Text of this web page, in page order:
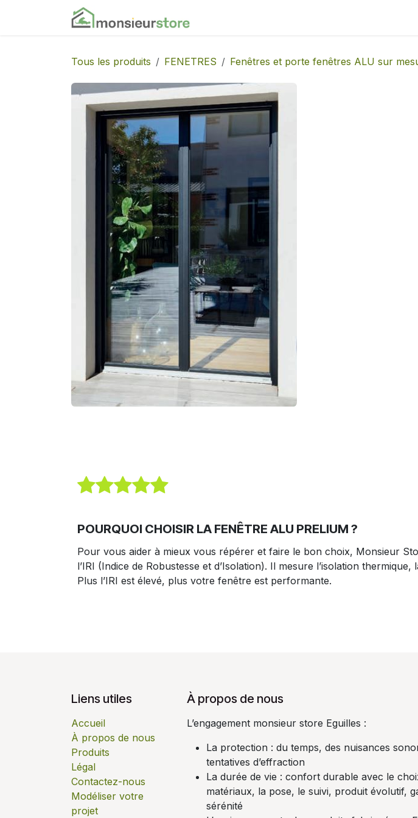
Se rendre au contenu
Tous les produits FENETRES Fenêtres et porte fenêtres ALU sur
POURQUOI CHOISIR LA FENÊTRE ALU PRELIUM ?
Pour vous aider à mieux vous répérer et faire le bon choix, Monsieur
l’IRI (Indice de Robustesse et d’Isolation). Il mesure l’isolation
Plus l’IRI est élevé, plus votre fenêtre est performante.
Liens utiles
Accueil
À propos de nous
Produits
Légal
Contactez-nous
Modéliser votre
projet
À propos de nous
L’engagement monsieur store Eguilles :
La protection : du temps, des nuisances
tentatives d’effraction
La durée de vie : confort durable avec le
matériaux, la pose, le suivi, produit évolutif,
sérénité